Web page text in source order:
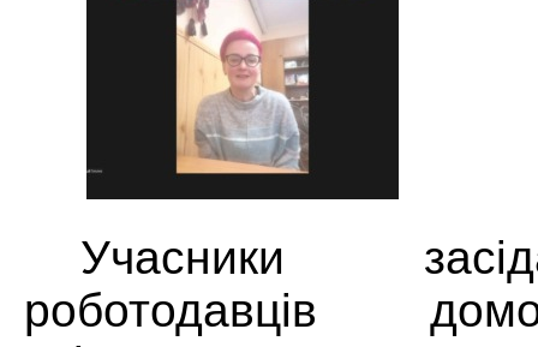
Учасники
роботодавців